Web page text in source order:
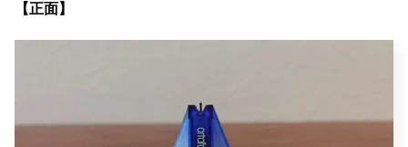
【正面】